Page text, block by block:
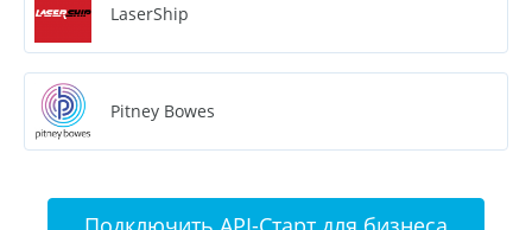
LaserShip
Pitney Bowes